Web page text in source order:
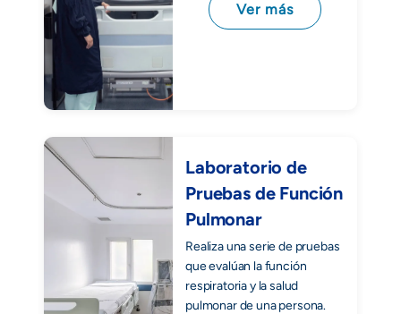
Ver más
Laboratorio de
Pruebas de Función
Pulmonar
Realiza una serie de pruebas
que evalúan la función
respiratoria y la salud
pulmonar de una persona.